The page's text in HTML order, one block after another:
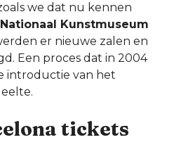
we dat nu kennen
Nationaal Kunstmuseum
er nieuwe zalen en
Een proces dat in 2004
introductie van het
tickets